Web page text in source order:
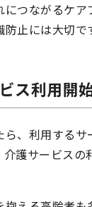
につながるケア
止には大切で
ス利用開
、利用するサ
護サービスの